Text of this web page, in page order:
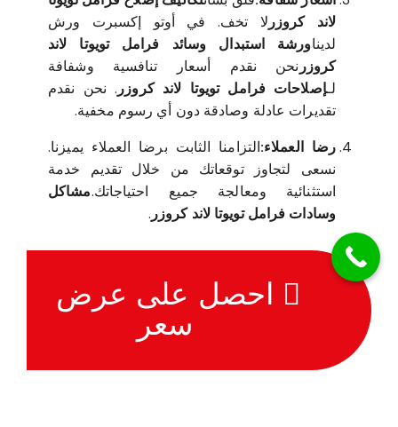
لاند كروزر لا تخف. في أوتو إكسبرت ورش
لديناورشة استبدال وسائد فرامل تويوتا لاند
كروزر نحن نقدم أسعار تنافسية وشفافة
لـإصلاحات فرامل تويوتا لاند كروزر . نحن نقدم
تقديرات عادلة وصادقة دون أي رسوم مخفية.
رضا العملاء:التزامنا الثابت برضا العملاء يميزنا.
نسعى لتجاوز توقعاتك من خلال تقديم خدمة
استثنائية ومعالجة جميع احتياجاتك.مشاكل
وسادات فرامل تويوتا لاند كروزر .
احصل على عرض
سعر